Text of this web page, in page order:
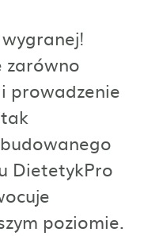
zarówno
prowadzenie
DietetykPro
poziomie.